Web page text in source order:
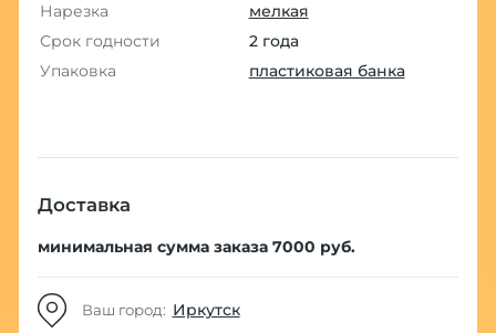
Нарезка
мелкая
Срок годности
2 года
Упаковка
пластиковая банка
Доставка
минимальная сумма заказа 7000 руб.
Ваш город: Иркутск